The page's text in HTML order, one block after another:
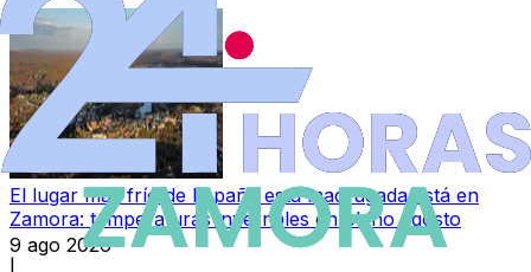
El lugar más frío de España esta madrugada está en
Zamora: temperaturas invernales en pleno agosto
9 ago 2026